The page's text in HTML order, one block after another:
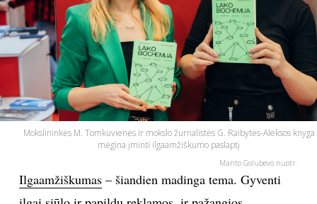
ASTROLOGIJA
POLITIKA
KULTŪRA
KINAS
Mokslininkės M. Tomkuvienės ir mokslo žurnalistės G. Raibytės-Aleksos knyga
mėgina įminti ilgaamžiškumo paslaptį
Manto Golubevo nuotr.
Ilgaamžiškumas– šiandien madinga tema. Gyventi